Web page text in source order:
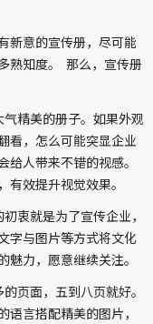
新意的宣传册，尽可能
熟知度。 那么，宣传册
精美的册子。如果外观
看，怎么可能突显企业
人带来不错的视感。
有效提升视觉效果。
衷就是为了宣传企业，
字与图片等方式将文化
魅力，愿意继续关注。
页面，五到八页就好。
言搭配精美的图片，